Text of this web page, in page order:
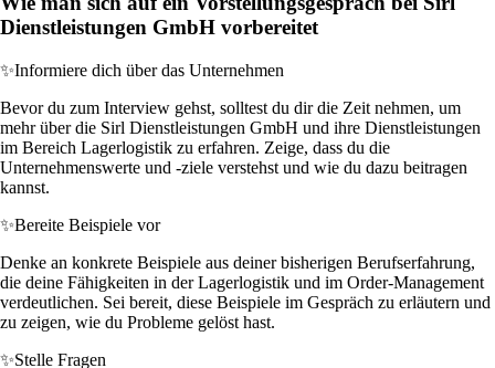
Dienstleistungen GmbH vorbereitet
✨Informiere dich über das Unternehmen
Bevor du zum Interview gehst, solltest du dir die Zeit nehmen, um
mehr über die Sirl Dienstleistungen GmbH und ihre Dienstleistungen
im Bereich Lagerlogistik zu erfahren. Zeige, dass du die
Unternehmenswerte und -ziele verstehst und wie du dazu beitragen
kannst.
✨Bereite Beispiele vor
Denke an konkrete Beispiele aus deiner bisherigen Berufserfahrung,
die deine Fähigkeiten in der Lagerlogistik und im Order-Management
verdeutlichen. Sei bereit, diese Beispiele im Gespräch zu erläutern und
zu zeigen, wie du Probleme gelöst hast.
✨Stelle Fragen